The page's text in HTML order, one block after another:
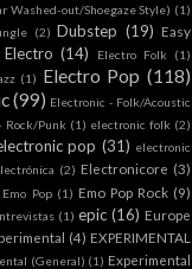
Washed-out/Shoegaze Style) (1)
(2) Dubstep (19) Easy
Electro (14) Electro Folk (1)
(1) Electro Pop (118)
(99) Electronic - Folk/Acoustic
Rock/Punk (1) electronic folk (2)
pop (31) electronic
(2) Electronicore (3)
Emo Pop (1) Emo Pop Rock (9)
(1) epic (16) Europe
(4) EXPERIMENTAL
(General) (1) Experimental